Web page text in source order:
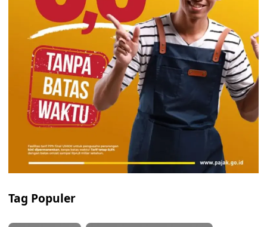
Tag Populer